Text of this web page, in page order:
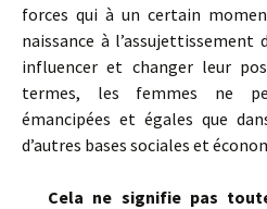
forces qui à un certain
naissance à l’assujettissement
influencer et changer leur
termes, les femmes ne
émancipées et égales que
d’autres bases sociales et
Cela ne signifie pas